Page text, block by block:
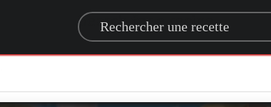
Search for a recipe